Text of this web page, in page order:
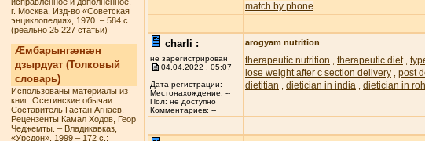
г. Москва, Изд-во «Советская
энциклопедия», 1970. – 584 с.
(реально 25 227 статьи)
Æмбарынгæнæн
дзырдуат (Толковый
словарь)
Использованы материалы из
книг: Осетинские обычаи.
Составитель Гастан Агнаев.
Рецензенты Камал Ходов, Геор
Чеджемты. – Владикавказ,
«Урсдон», 1999 – 172 с.;
match by phone
charli : arogyam nutrition
не зарегистрирован
04.04.2022 , 05:07
Дата регистрации: --
Местонахождение: --
Пол: не доступно
Комментариев: --
therapeutic nutrition therapeutic diet,
lose weight after c section delivery
post
dietitian
dietician in india dietician in